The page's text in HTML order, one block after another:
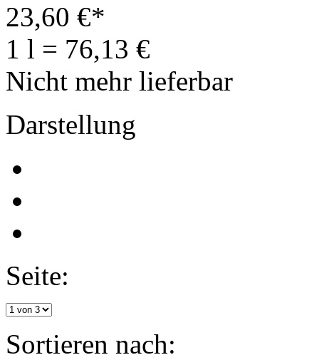
23,60 €*
1 l = 76,13 €
Nicht mehr lieferbar
Darstellung
Seite:
Sortieren nach: